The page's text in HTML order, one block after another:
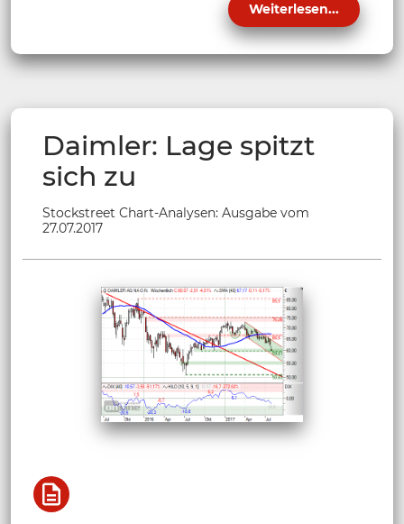
Weiterlesen...
Daimler: Lage spitzt
sich zu
Stockstreet Chart-Analysen: Ausgabe vom
27.07.2017